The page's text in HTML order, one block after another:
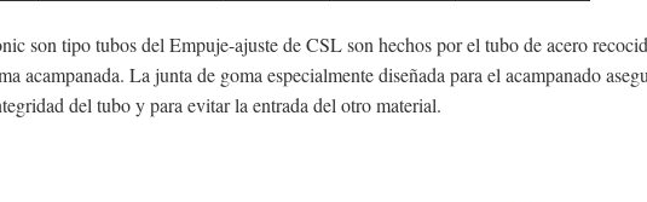
son tipo tubos del Empuje-ajuste de CSL son hechos por el tubo de acero
acampanada. La junta de goma especialmente diseñada para el acampanado
del tubo y para evitar la entrada del otro material.